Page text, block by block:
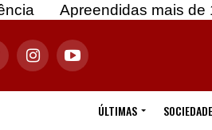
mais de 183 mil
ÚLTIMAS
SOCIEDADE